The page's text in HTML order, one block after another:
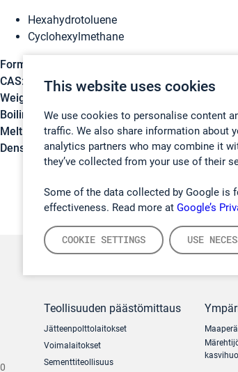
This website uses cookies
We use cookies to personalise content
traffic. We also share information about
analytics partners who may combine it
they’ve collected from your use of their
Some of the data collected by Google is
effectiveness. Read more at Google’s
COOKIE SETTINGS USE
Hexahydrotoluene
Cyclohexylmethane
Formula:
CAS:
108-87-2
Weight:
Boiling point:100,9 °C
Melting point:-126,4 °C
Density:
0,7694 g/cm3
Teollisuuden päästömittaus
Jätteenpolttolaitokset
Voimalaitokset
Sementtiteollisuus